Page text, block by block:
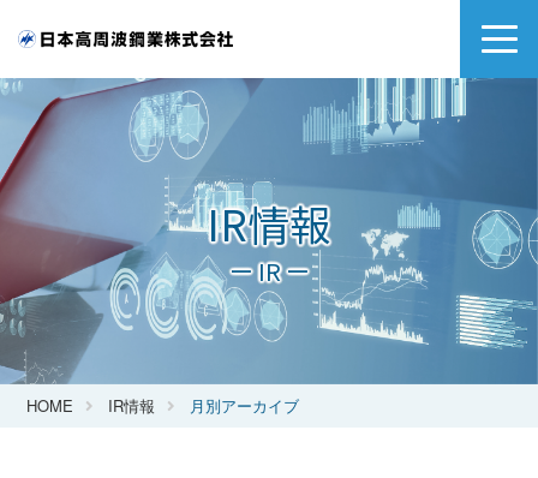
IR情報
ー IR ー
HOME IR情報 月別アーカイブ